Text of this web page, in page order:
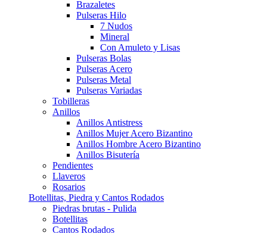
Brazaletes
Pulseras Hilo
7 Nudos
Mineral
Con Amuleto y Lisas
Pulseras Bolas
Pulseras Acero
Pulseras Metal
Pulseras Variadas
Tobilleras
Anillos
Anillos Antistress
Anillos Mujer Acero Bizantino
Anillos Hombre Acero Bizantino
Anillos Bisutería
Pendientes
Llaveros
Rosarios
Botellitas, Piedra y Cantos Rodados
Piedras brutas - Pulida
Botellitas
Cantos Rodados